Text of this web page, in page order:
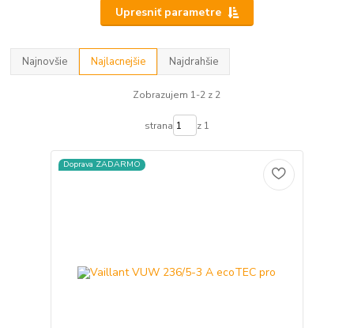
Upresniť parametre
Najnovšie Najlacnejšie Najdrahšie
Zobrazujem 1-2 z 2
strana z 1
Doprava ZADARMO